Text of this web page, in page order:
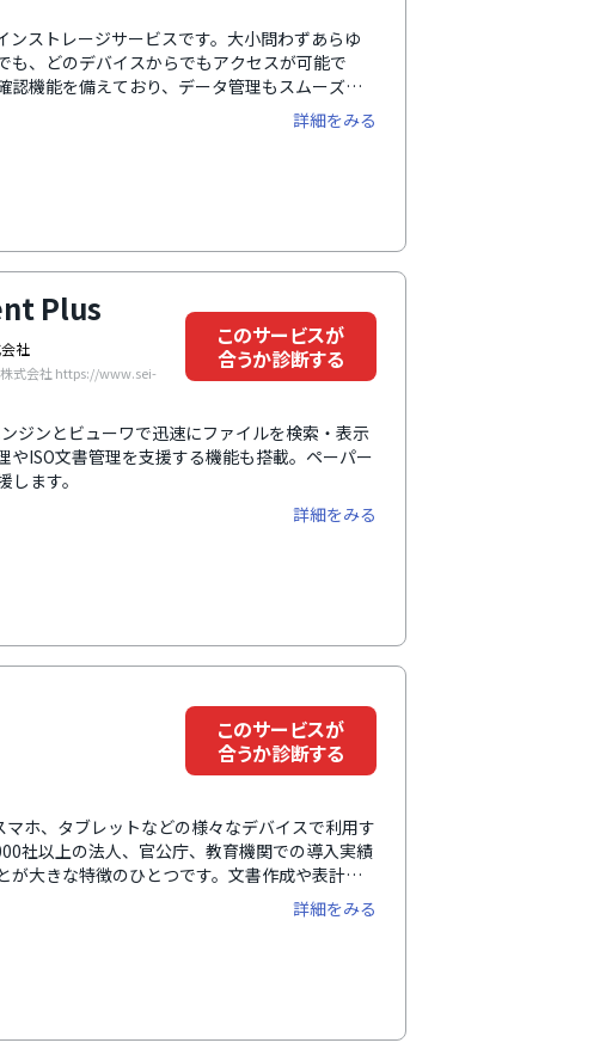
ストレージサービスです。大小問わずあらゆ
も、どのデバイスからでもアクセスが可能で
機能を備えており、データ管理もスムーズ。
護し、安心して利用できます。さらに、Google
いった主要アプリともシームレスに連携しま
詳細をみる
Plus
社
式会社 https://www.sei-
このサービスが
合うか診断する
ジンとビューワで迅速にファイルを検索・表示
やISO文書管理を支援する機能も搭載。ペーパー
ます。
詳細をみる
このサービスが
合うか診断する
ホ、タブレットなどの様々なデバイスで利用す
社以上の法人、官公庁、教育機関での導入実績
が大きな特徴のひとつです。文書作成や表計
機能を兼ね備えており、総合officeソフトとして
2007以降の拡張子に対応しているため、高い
。利用頻度の高い必要充分な機能がひとつの
フトをインストールする必要がなくなり、コス
のサポートセンターが用意されており、電話・
初めてのシステム導入でも安心して利用でき
詳細をみる